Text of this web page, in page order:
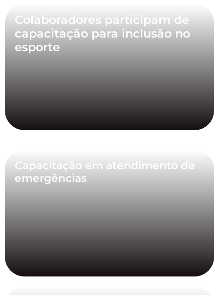
Colaboradores participam de
capacitação para inclusão no
esporte
Capacitação em atendimento de
emergências